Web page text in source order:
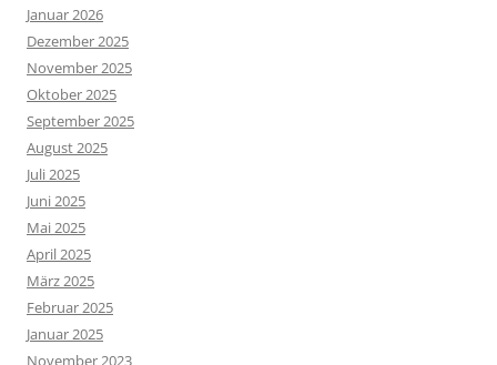
Januar 2026
Dezember 2025
November 2025
Oktober 2025
September 2025
August 2025
Juli 2025
Juni 2025
Mai 2025
April 2025
März 2025
Februar 2025
Januar 2025
November 2023